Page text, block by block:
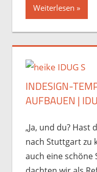
Weiterlesen
INDESIGN-
AUFBAUEN |
„Ja, und du? Hast
nach Stuttgart zu
auch eine schöne